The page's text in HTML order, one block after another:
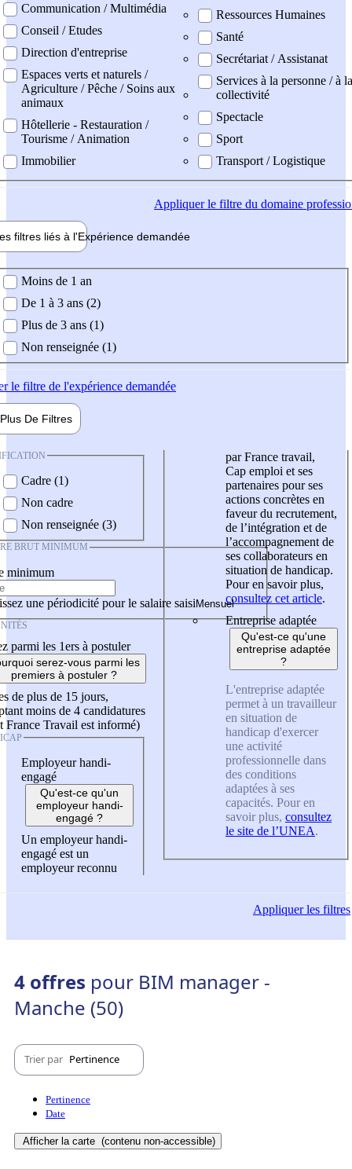
Communication / Multimédia
Conseil / Etudes
Direction d'entreprise
Espaces verts et naturels /
Agriculture / Pêche / Soins aux
animaux
Hôtellerie - Restauration /
Tourisme / Animation
Immobilier
Ressources Humaines
Santé
Secrétariat / Assistanat
Services à la personne / à la
collectivité
Spectacle
Sport
Transport / Logistique
Appliquerle filtre du domaine
filtres liés à l'Expérience demandée
demandée
Moins de 1 an
De 1 à 3 ans (2)
Plus de 3 ans (1)
Non renseignée (1)
le filtre de l'expérience demandée
Plus De Filtres
Cadre (1)
Non cadre
Non renseignée (3)
BRUT MINIMUM
minimum
une périodicité pour le salaire saisi
parmi les 1ers à postuler
serez-vous parmi les
premiers à postuler ?
de plus de 15 jours,
moins de 4 candidatures
France Travail est informé)
Employeur handi-
engagé
Qu'est-ce qu'un
employeur handi-
engagé ?
Un employeur handi-
engagé est un
employeur reconnu
par France travail,
Cap emploi et ses
partenaires pour ses
actions concrètes en
faveur du recrutement,
de l’intégration et de
l’accompagnement de
ses collaborateurs en
situation de handicap.
Pour en savoir plus,
consultez cet article.
Entreprise adaptée
Qu'est-ce qu'une
entreprise adaptée
?
L'entreprise adaptée
permet à un travailleur
en situation de
handicap d'exercer
une activité
professionnelle dans
des conditions
adaptées à ses
capacités. Pour en
savoir plus, consultez
le site de l’UNEA.
Appliquerles filtres
4 offres pour BIM manager -
Manche (50)
Trier par Pertinence
Pertinence
Date
Afficher la carte (contenu non-accessible)